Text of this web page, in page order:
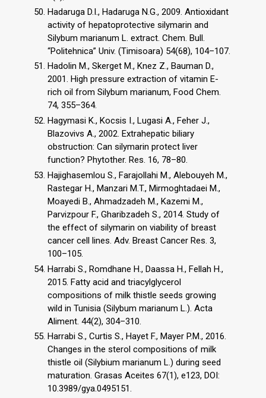
Hadaruga D.I., Hadaruga N.G., 2009. Antioxidant
activity of hepatoprotective silymarin and
Silybum marianum L. extract. Chem. Bull.
“Politehnica” Univ. (Timisoara) 54(68), 104–107.
Hadolin M., Skerget M., Knez Z., Bauman D.,
2001. High pressure extraction of vitamin E-
rich oil from Silybum marianum, Food Chem.
74, 355–364.
Hagymasi K., Kocsis I., Lugasi A., Feher J.,
Blazovivs A., 2002. Extrahepatic biliary
obstruction: Can silymarin protect liver
function? Phytother. Res. 16, 78–80.
Hajighasemlou S., Farajollahi M., Alebouyeh M.,
Rastegar H., Manzari M.T., Mirmoghtadaei M.,
Moayedi B., Ahmadzadeh M., Kazemi M.,
Parvizpour F., Gharibzadeh S., 2014. Study of
the effect of silymarin on viability of breast
cancer cell lines. Adv. Breast Cancer Res. 3,
100–105.
Harrabi S., Romdhane H., Daassa H., Fellah H.,
2015. Fatty acid and triacylglycerol
compositions of milk thistle seeds growing
wild in Tunisia (Silybum marianum L.). Acta
Aliment. 44(2), 304–310.
Harrabi S., Curtis S., Hayet F., Mayer P.M., 2016.
Changes in the sterol compositions of milk
thistle oil (Silybium marianum L.) during seed
maturation. Grasas Aceites 67(1), e123, DOI:
10.3989/gya.0495151.